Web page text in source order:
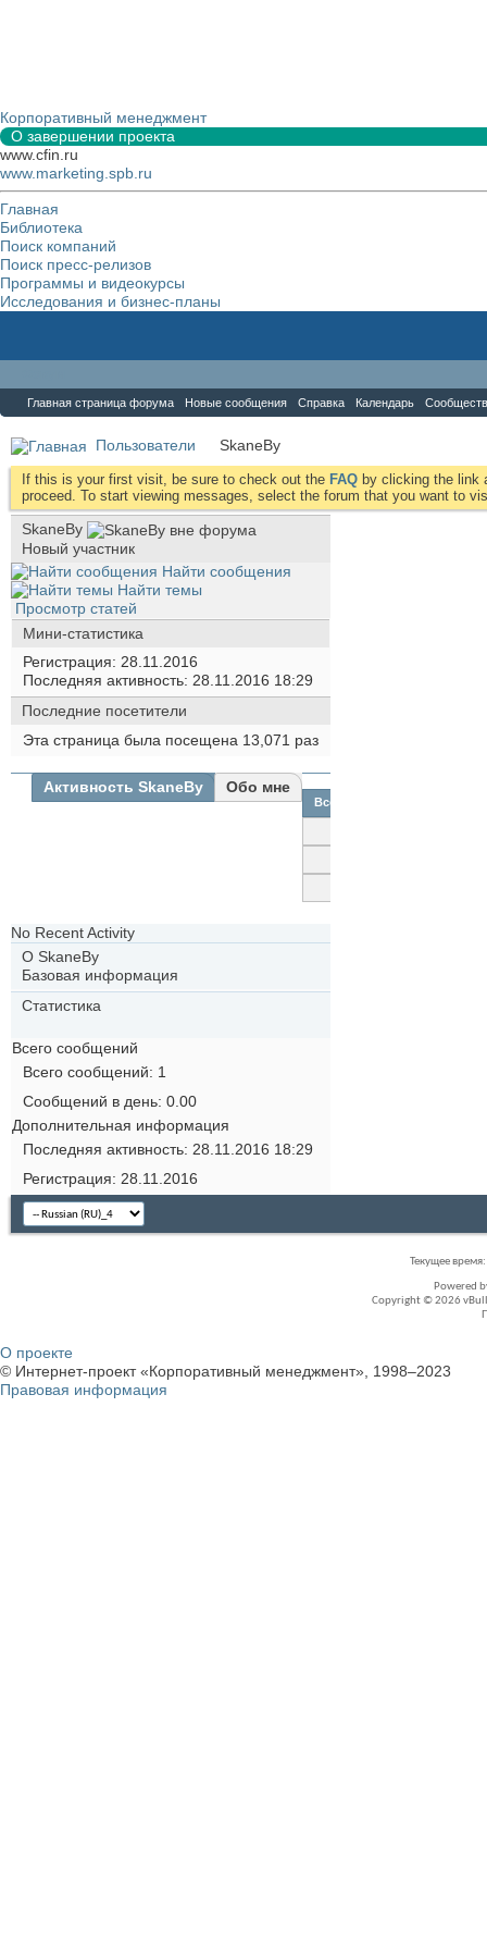
Корпоративный менеджмент
О завершении проекта
www.cfin.ru
www.marketing.spb.ru
Главная
Библиотека
Поиск компаний
Поиск пресс-релизов
Программы и видеокурсы
Исследования и бизнес-планы
Главная страница форума Новые сообщения Справка Календарь
Пользователи SkaneBy
If this is your first visit, be sure to check out the FAQ by clicking the link
proceed. To start viewing messages, select the forum that you want to
SkaneBy
Новый участник
Найти сообщения
Найти темы
Просмотр статей
Мини-статистика
Регистрация
28.11.2016
Последняя активность 28.11.2016 18:29
Последние посетители
Эта страница была посещена 13,071 раз
Активность SkaneBy Обо мне
Все
No Recent Activity
О SkaneBy
Базовая информация
Статистика
Всего сообщений
Всего сообщений
1
Сообщений в день 0.00
Дополнительная информация
Последняя активность 28.11.2016 18:29
Регистрация
28.11.2016
Текущее время:
Powered
Copyright © 2026
О проекте
© Интернет-проект «Корпоративный менеджмент», 1998–2023
Правовая информация